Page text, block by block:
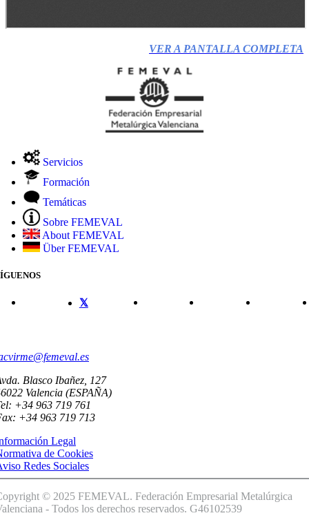
VER A PANTALLA COMPLETA
Servicios
Formación
Temáticas
Sobre FEMEVAL
About FEMEVAL
Über FEMEVAL
Blasco Ibañez, 127
Valencia (ESPAÑA)
+34 963 719 761
+34 963 719 713
Legal
de Cookies
Redes Sociales
© 2025 FEMEVAL. Federación Empresarial Metalúrgica
- Todos los derechos reservados. G46102539